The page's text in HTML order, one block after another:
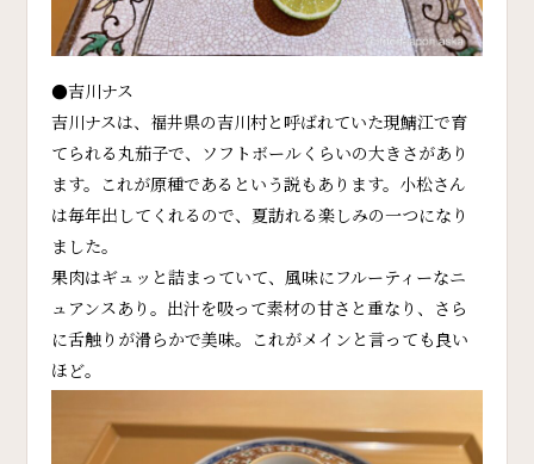
●吉川ナス
吉川ナスは、福井県の吉川村と呼ばれていた現鯖江で育
てられる丸茄子で、ソフトボールくらいの大きさがあり
ます。これが原種であるという説もあります。小松さん
は毎年出してくれるので、夏訪れる楽しみの一つになり
ました。
果肉はギュッと詰まっていて、風味にフルーティーなニ
ュアンスあり。出汁を吸って素材の甘さと重なり、さら
に舌触りが滑らかで美味。これがメインと言っても良い
ほど。